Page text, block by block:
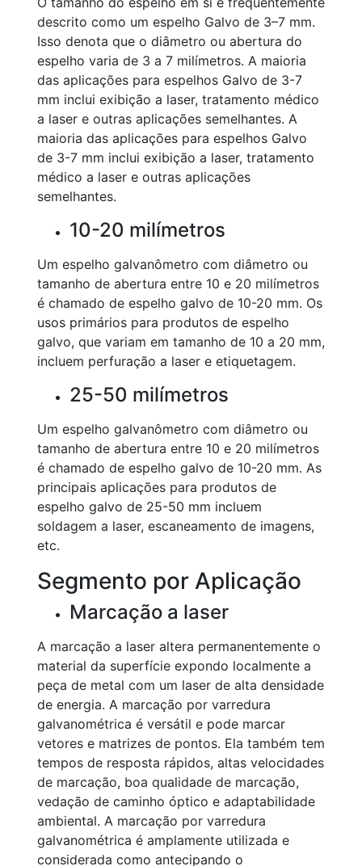
descrito como um espelho Galvo de 3–7 mm.
Isso denota que o diâmetro ou abertura do
espelho varia de 3 a 7 milímetros. A maioria
das aplicações para espelhos Galvo de 3-7
mm inclui exibição a laser, tratamento médico
a laser e outras aplicações semelhantes. A
maioria das aplicações para espelhos Galvo
de 3-7 mm inclui exibição a laser, tratamento
médico a laser e outras aplicações
semelhantes.
10-20 milímetros
Um espelho galvanômetro com diâmetro ou
tamanho de abertura entre 10 e 20 milímetros
é chamado de espelho galvo de 10-20 mm. Os
usos primários para produtos de espelho
galvo, que variam em tamanho de 10 a 20 mm,
incluem perfuração a laser e etiquetagem.
25-50 milímetros
Um espelho galvanômetro com diâmetro ou
tamanho de abertura entre 10 e 20 milímetros
é chamado de espelho galvo de 10-20 mm. As
principais aplicações para produtos de
espelho galvo de 25-50 mm incluem
soldagem a laser, escaneamento de imagens,
etc.
Segmento por Aplicação
Marcação a laser
A marcação a laser altera permanentemente o
material da superfície expondo localmente a
peça de metal com um laser de alta densidade
de energia. A marcação por varredura
galvanométrica é versátil e pode marcar
vetores e matrizes de pontos. Ela também tem
tempos de resposta rápidos, altas velocidades
de marcação, boa qualidade de marcação,
vedação de caminho óptico e adaptabilidade
ambiental. A marcação por varredura
galvanométrica é amplamente utilizada e
considerada como antecipando o